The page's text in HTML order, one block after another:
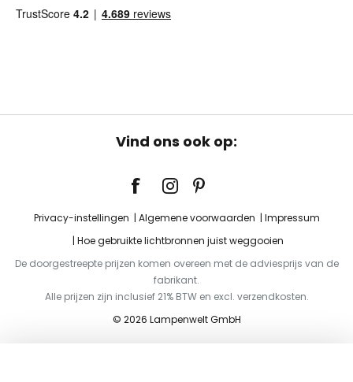
Vind ons ook op:
Privacy-instellingen Algemene voorwaarden
Impressum
Hoe gebruikte lichtbronnen juist weggooien
De doorgestreepte prijzen komen overeen met de adviesprijs van de
fabrikant.
Alle prijzen zijn inclusief 21% BTW en excl. verzendkosten.
© 2026 Lampenwelt GmbH